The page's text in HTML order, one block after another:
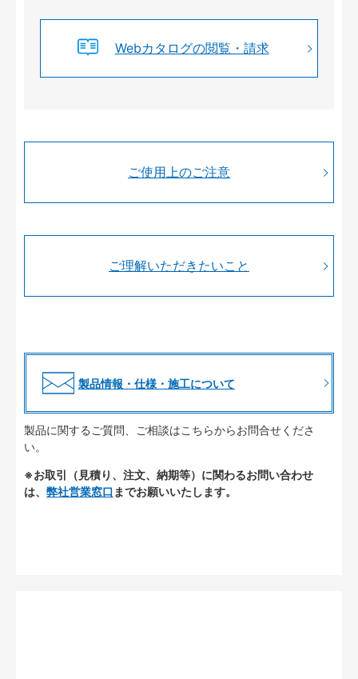
Webカタログの閲覧・請求
ご使用上のご注意
ご理解いただきたいこと
製品情報・仕様・施工について
製品に関するご質問、ご相談はこちらからお問合せくださ
い。
※お取引（見積り、注文、納期等）に関わるお問い合わせ
は、 弊社営業窓口 までお願いいたします。